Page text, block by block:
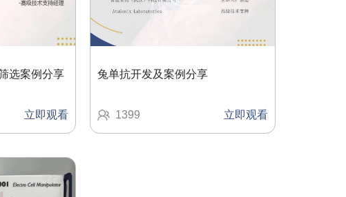
选案例分享
立即观看
兔单抗开发及案例分享
1399 立即观看